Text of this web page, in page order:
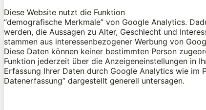
Diese Website nutzt die Funktion
“demografische Merkmale” von Google Analytics.
werden, die Aussagen zu Alter, Geschlecht und
stammen aus interessenbezogener Werbung von
Diese Daten können keiner bestimmten Person
Funktion jederzeit über die Anzeigeneinstellungen in
Erfassung Ihrer Daten durch Google Analytics wie im
Datenerfassung” dargestellt generell untersagen.